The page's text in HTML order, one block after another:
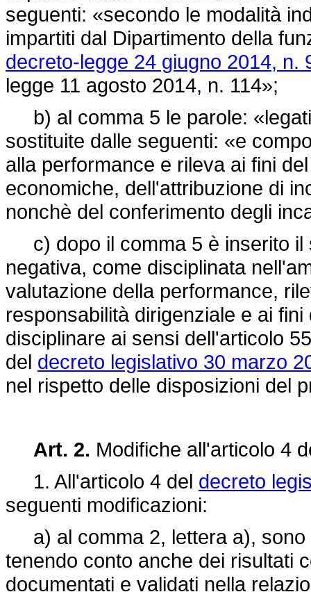
seguenti: «secondo le modalità
impartiti dal Dipartimento della
decreto-legge 24 giugno 2014, n.
legge 11 agosto 2014, n. 114»;
b) al comma 5 le parole:
sostituite dalle seguenti: «e
alla performance e rileva ai fini
economiche, dell'attribuzione di
nonchè del conferimento degli
c) dopo il comma 5 è inserito il
negativa, come disciplinata
valutazione della performance,
responsabilità dirigenziale e ai
disciplinare ai sensi dell'articolo
del decreto legislativo 30 marzo
nel rispetto delle disposizioni del
Art. 2. Modifiche all'articolo 4
1. All'articolo 4 del decreto
seguenti modificazioni:
a) al comma 2, lettera a), sono
tenendo conto anche dei risultati
documentati e validati nella